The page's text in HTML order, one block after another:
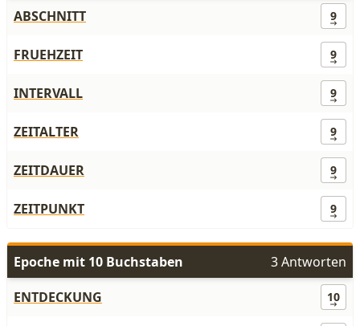
ABSCHNITT
9
FRUEHZEIT 9
INTERVALL 9
ZEITALTER 9
ZEITDAUER 9
ZEITPUNKT 9
Epoche mit 10 Buchstaben
3 Antworten
ENTDECKUNG
10